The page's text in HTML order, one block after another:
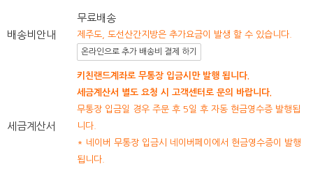
배송비안내
무료배송
제주도, 도선산간지방은 추가요금이 발생 할 수 있습니다.
온라인으로 추가 배송비 결제 하기
세금계산서
키친랜드계좌로 무통장 입금시만 발행 됩니다.
세금계산서 별도 요청 시 고객센터로 문의 바랍니다.
무통장 입금일 경우 주문 후 5일 후 자동 현금영수증 발행됩
니다.
* 네이버 무통장 입금시 네이버페이에서 현금영수증이 발행
됩니다.